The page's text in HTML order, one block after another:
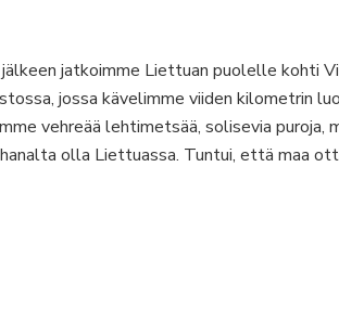
jälkeen jatkoimme Liettuan puolelle kohti
jossa kävelimme viiden kilometrin
vehreää lehtimetsää, solisevia puroja,
olla Liettuassa. Tuntui, että maa